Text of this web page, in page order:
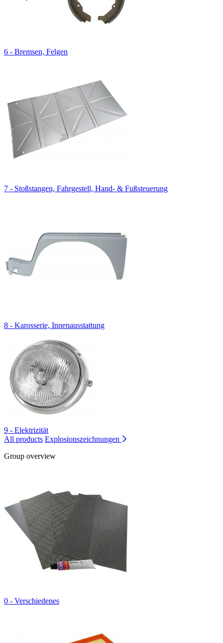
6 - Bremsen, Felgen
7 - Stoßstangen, Fahrgestell, Hand- & Fußsteuerung
8 - Karosserie, Innenausstattung
9 - Elektrizität
All products Explosionszeichnungen
Group overview
0 - Verschiedenes